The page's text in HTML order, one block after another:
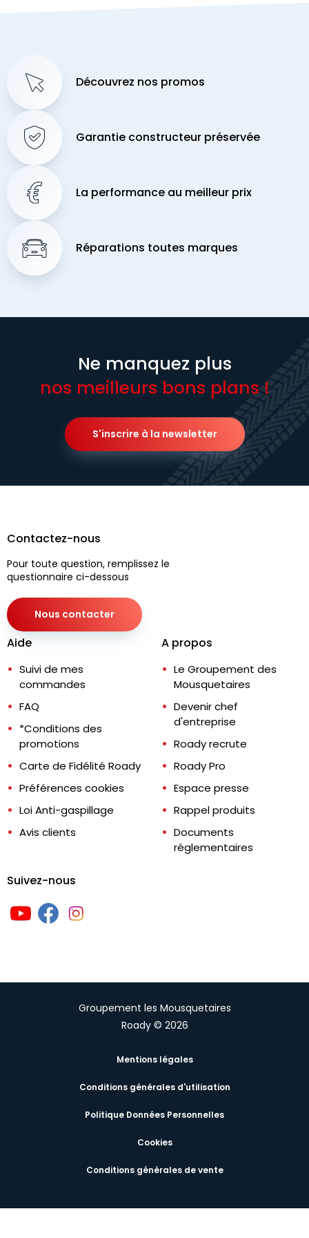
Découvrez nos promos
Garantie constructeur préservée
La performance au meilleur prix
Réparations toutes marques
Ne manquez plus
nos meilleurs bons plans !
S'inscrire à la newsletter
Contactez-nous
Pour toute question, remplissez le
questionnaire ci-dessous
Nous contacter
Aide
Suivi de mes
commandes
FAQ
*Conditions des
promotions
Carte de Fidélité Roady
Préférences cookies
Loi Anti-gaspillage
Avis clients
A propos
Le Groupement des
Mousquetaires
Devenir chef
d'entreprise
Roady recrute
Roady Pro
Espace presse
Rappel produits
Documents
réglementaires
Suivez-nous
Groupement les Mousquetaires
Roady © 2026
Mentions légales
Conditions générales d'utilisation
Politique Données Personnelles
Cookies
Conditions générales de vente